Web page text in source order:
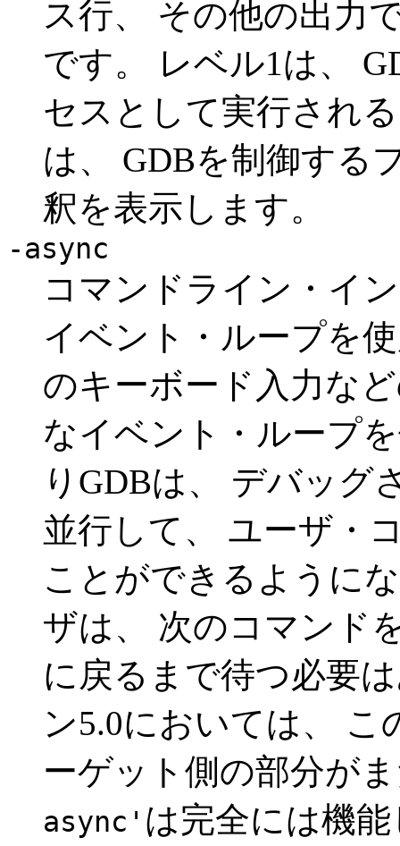
ス行、 その他の出力
です。 レベル1は、
セスとして実行され
は、 GDBを制御する
釈を表示します。
-async
コマンドライン・イ
イベント・ループを
のキーボード入力な
なイベント・ループ
りGDBは、 デバッグ
並行して、 ユーザ・
ことができるように
ザは、 次のコマンド
に戻るまで待つ必要
ン5.0においては、
ーゲット側の部分が
async' は完全には機